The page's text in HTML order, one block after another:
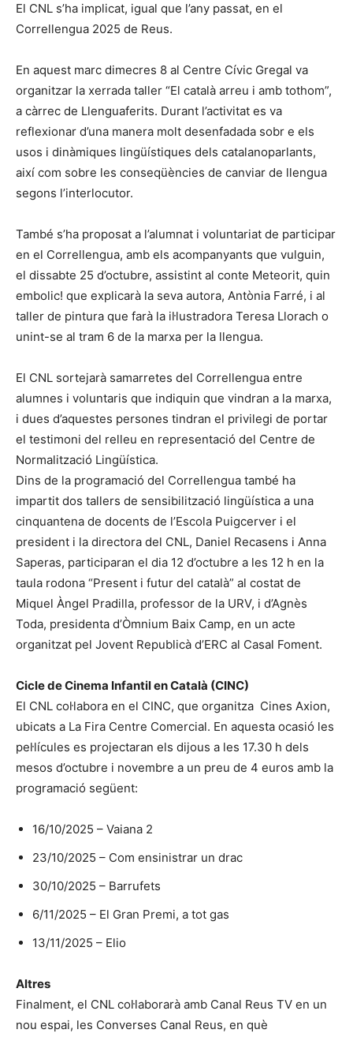
El CNL s’ha implicat, igual que l’any passat, en el
Correllengua 2025 de Reus.
En aquest marc dimecres 8 al Centre Cívic Gregal va
organitzar la xerrada taller “El català arreu i amb tothom”,
a càrrec de Llenguaferits. Durant l’activitat es va
reflexionar d’una manera molt desenfadada sobr e els
usos i dinàmiques lingüístiques dels catalanoparlants,
així com sobre les conseqüències de canviar de llengua
segons l’interlocutor.
També s’ha proposat a l’alumnat i voluntariat de participar
en el Correllengua, amb els acompanyants que vulguin,
el dissabte 25 d’octubre, assistint al conte Meteorit, quin
embolic! que explicarà la seva autora, Antònia Farré, i al
taller de pintura que farà la il·lustradora Teresa Llorach o
unint-se al tram 6 de la marxa per la llengua.
El CNL sortejarà samarretes del Correllengua entre
alumnes i voluntaris que indiquin que vindran a la marxa,
i dues d’aquestes persones tindran el privilegi de portar
el testimoni del relleu en representació del Centre de
Normalització Lingüística.
Dins de la programació del Correllengua també ha
impartit dos tallers de sensibilització lingüística a una
cinquantena de docents de l’Escola Puigcerver i el
president i la directora del CNL, Daniel Recasens i Anna
Saperas, participaran el dia 12 d’octubre a les 12 h en la
taula rodona “Present i futur del català” al costat de
Miquel Àngel Pradilla, professor de la URV, i d’Agnès
Toda, presidenta d’Òmnium Baix Camp, en un acte
organitzat pel Jovent Republicà d’ERC al Casal Foment.
Cicle de Cinema Infantil en Català (CINC)
El CNL col·labora en el CINC, que organitza Cines Axion,
ubicats a La Fira Centre Comercial. En aquesta ocasió les
pel·lícules es projectaran els dijous a les 17.30 h dels
mesos d’octubre i novembre a un preu de 4 euros amb la
programació següent:
16/10/2025 – Vaiana 2
23/10/2025 – Com ensinistrar un drac
30/10/2025 – Barrufets
6/11/2025 – El Gran Premi, a tot gas
13/11/2025 – Elio
Altres
Finalment, el CNL col·laborarà amb Canal Reus TV en un
nou espai, les Converses Canal Reus, en què